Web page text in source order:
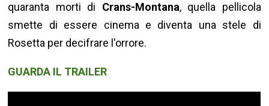
quaranta morti di Crans-Montana, quella pellicola
smette di essere cinema e diventa una stele di
Rosetta per decifrare l'orrore.
GUARDA IL TRAILER